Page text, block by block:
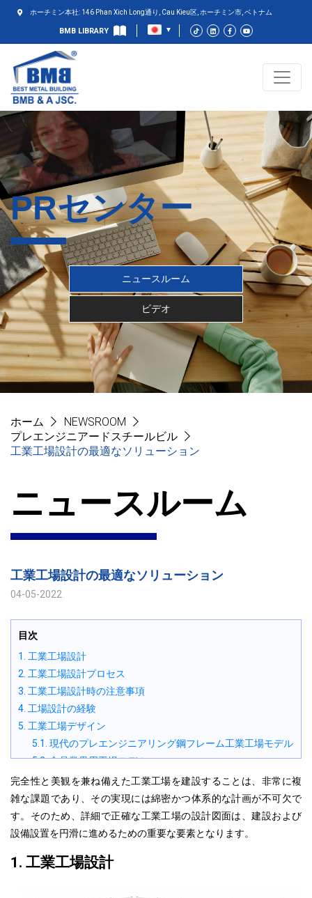
ホーチミン本社: 146 Phan Xich Long通り, Cau Kieu区, ホーチミン市, ベトナム
BMB LIBRARY
PRセンター
ニュースルーム
ビデオ
ホーム
NEWSROOM
プレエンジニアードスチールビル
工業工場設計の最適なソリューション
ニュースルーム
工業工場設計の最適なソリューション
04-05-2022
目次
1. 工業工場設計
2. 工業工場設計プロセス
3. 工業工場設計時の注意事項
4. 工場設計の経験
5. 工業工場デザイン
5.1. 現代のプレエンジニアリング鋼フレーム工業工場モデル
5.2. 食品業界用工場モデル
5.3. パッケージ生産工場モデル
5.4. 生産工場
5.5. 木製家具の生産を目的とした工場設計モデル
完全性と美観を兼ね備えた工業工場を建設することは、 非常 に複
雑な課題であり、その実現には綿密かつ体系的な計画が不可欠で
す。そのため、詳細で正確な工業工場の設計図面は、建設および
設備設置を円滑に進めるための重要な要素となります。
1. 工業工場設計